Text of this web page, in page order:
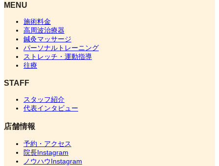
MENU
施術料金
高周波治療器
鍼灸マッサージ
パーソナルトレーニング
ストレッチ・運動指導
往療
STAFF
スタッフ紹介
代表インタビュー
店舗情報
予約・アクセス
院長Instagram
ノウハウInstagram